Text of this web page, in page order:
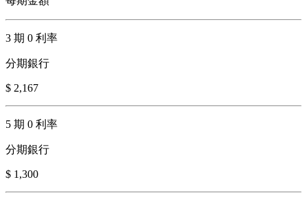
3 期 0 利率
分期銀行
$ 2,167
5 期 0 利率
分期銀行
$ 1,300